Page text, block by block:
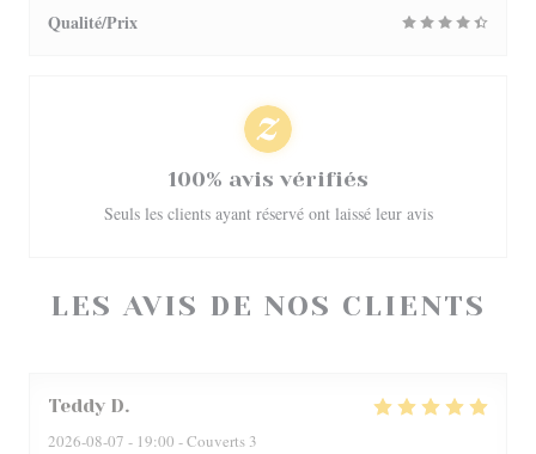
LES AVIS DE NOS CLIENTS
Teddy D
2026-08-07 - 19:00 - Couverts 3
Qualité/Prix
100% avis vérifiés
Seuls les clients ayant réservé ont laissé leur avis